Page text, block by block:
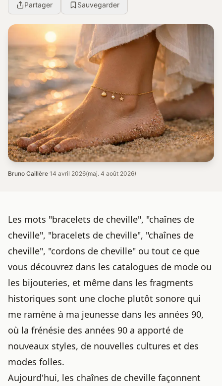
Partager Sauvegarder
Bruno Caillère·14 avril 2026(maj. 4 août 2026)
Les mots "bracelets de cheville", "chaînes de
cheville", "bracelets de cheville", "chaînes de
cheville", "cordons de cheville" ou tout ce que
vous découvrez dans les catalogues de mode ou
les bijouteries, et même dans les fragments
historiques sont une cloche plutôt sonore qui
me ramène à ma jeunesse dans les années 90,
où la frénésie des années 90 a apporté de
nouveaux styles, de nouvelles cultures et des
modes folles.
Aujourd'hui, les chaînes de cheville façonnent